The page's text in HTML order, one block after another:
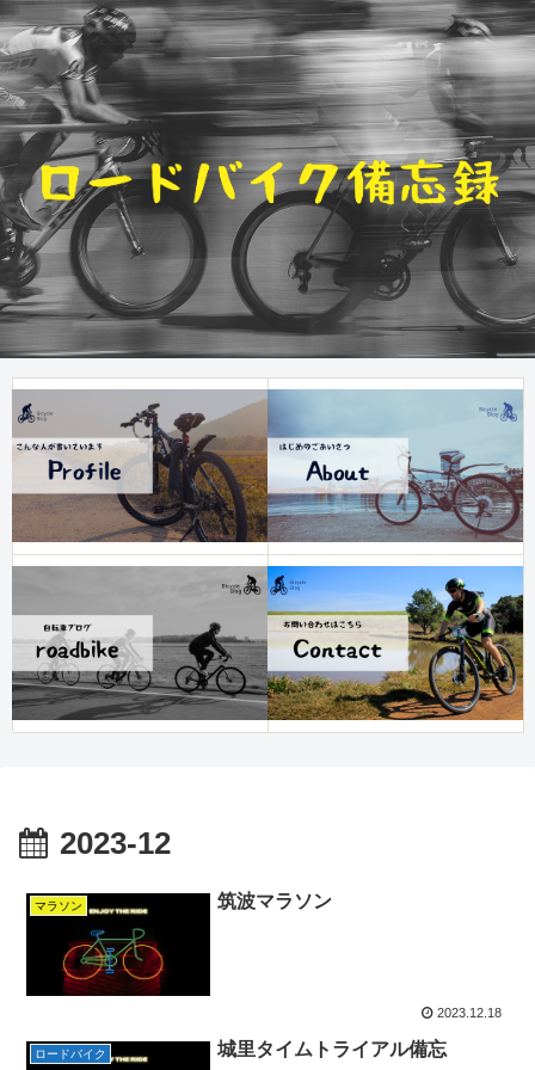
2023-12
マラソン 筑波マラソン
2023.12.18
ロードバイク 城里タイムトライアル備忘